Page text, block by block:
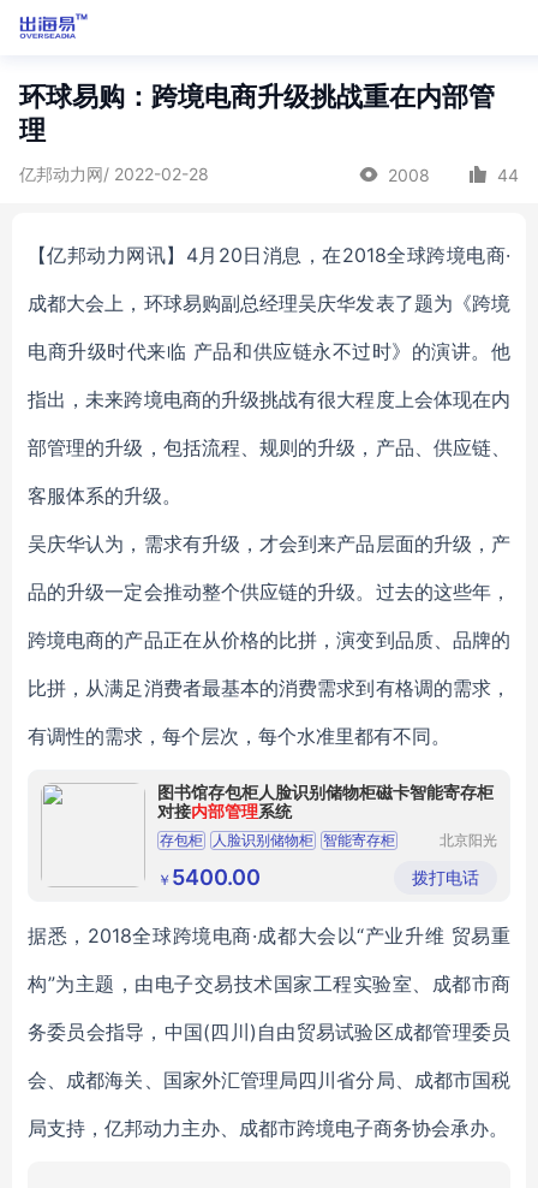
环球易购：跨境电商升级挑战重在内部管
理
亿邦动力网/ 2022-02-28 2008 44
【亿邦动力网讯】4月20日消息，在2018全球跨境电商·
成都大会上，环球易购副总经理吴庆华发表了题为《跨境
电商升级时代来临 产品和供应链永不过时》的演讲。他
指出，未来跨境电商的升级挑战有很大程度上会体现在内
部管理的升级，包括流程、规则的升级，产品、供应链、
客服体系的升级。
吴庆华认为，需求有升级，才会到来产品层面的升级，产
品的升级一定会推动整个供应链的升级。过去的这些年，
跨境电商的产品正在从价格的比拼，演变到品质、品牌的
比拼，从满足消费者最基本的消费需求到有格调的需求，
有调性的需求，每个层次，每个水准里都有不同。
图书馆存包柜人脸识别储物柜磁卡智能寄存柜
对接内部管理系统
存包柜 人脸识别储物柜 智能寄存柜
智能储物柜
北京阳光
电子设备
有限公司
￥ 5400.00 拨打电话
据悉，2018全球跨境电商·成都大会以“产业升维 贸易重
构”为主题，由电子交易技术国家工程实验室、成都市商
务委员会指导，中国(四川)自由贸易试验区成都管理委员
会、成都海关、国家外汇管理局四川省分局、成都市国税
局支持，亿邦动力主办、成都市跨境电子商务协会承办。